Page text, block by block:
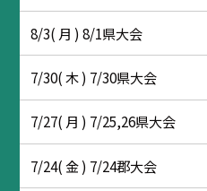
8/3( 月 ) 8/1県大会
7/30( 木 ) 7/30県大会
7/27( 月 ) 7/25,26県大会
7/24( 金 ) 7/24郡大会